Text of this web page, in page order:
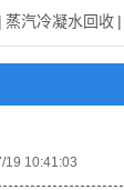
| 蒸汽冷凝水回收 |
19 10:41:03